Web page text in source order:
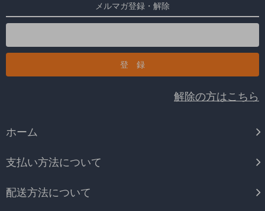
メルマガ登録・解除
解除の方はこちら
ホーム
支払い方法について
配送方法について